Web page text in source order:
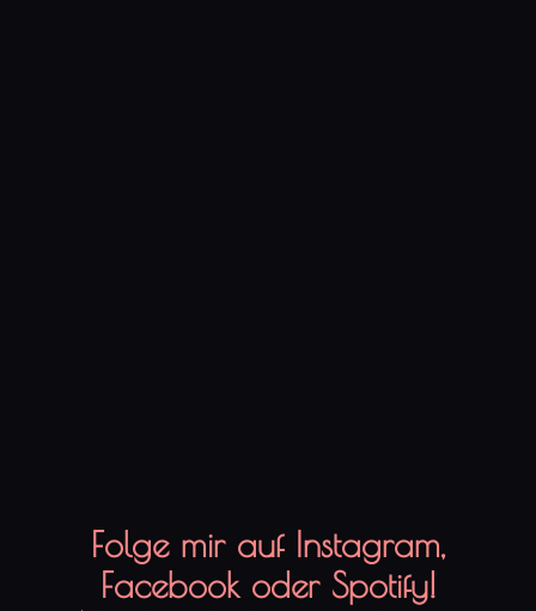
Folge mir auf Instagram,
Facebook oder Spotify!